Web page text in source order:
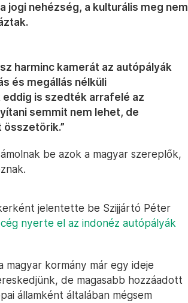
jogi nehézség, a kulturális meg nem
harminc kamerát az autópályák
és megállás nélküli
is szedték arrafelé az
semmit nem lehet, de
összetörik.”
be azok a magyar szereplők,
jelentette be Szijjártó Péter
nyerte el az indonéz autópályák
magyar kormány már egy ideje
de magasabb hozzáadott
államként általában mégsem